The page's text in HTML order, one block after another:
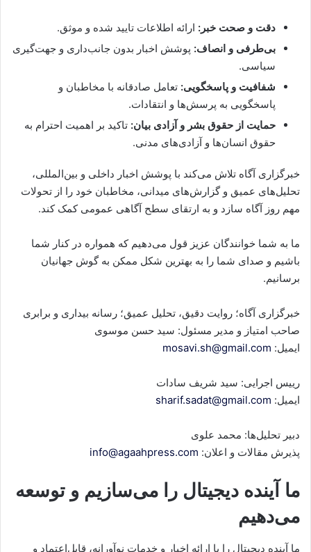
دقت و صحت خبر: ارائه اطلاعات تایید شده و موثق.
بی‌طرفی و انصاف: پوشش اخبار بدون جانب‌داری و جهت‌گیری
سیاسی.
شفافیت و پاسخگویی: تعامل صادقانه با مخاطبان و
پاسخگویی به پرسش‌ها و انتقادات.
حمایت از حقوق بشر و آزادی بیان: تاکید بر اهمیت احترام به
حقوق انسان‌ها و آزادی‌های مدنی.
خبرگزاری آگاه تلاش می‌کند با پوشش اخبار داخلی و بین‌المللی،
تحلیل‌های عمیق و گزارش‌های میدانی، مخاطبان خود را از تحولات
مهم روز آگاه سازد و به ارتقای سطح آگاهی عمومی کمک کند.
ما به شما خوانندگان عزیز قول می‌دهیم که همواره در کنار شما
باشیم و صدای شما را به بهترین شکل ممکن به گوش جهانیان
برسانیم.
خبرگزاری آگاه؛ روایت دقیق، تحلیل عمیق؛ رسانه بیداری و برابری
صاحب امتیاز و مدیر مسئول: سید حسن موسوی
ایمیل: mosavi.sh@gmail.com
رییس اجرایی: سید شریف سادات
ایمیل: sharif.sadat@gmail.com
دبیر تحلیل‌ها: محمد علوی
پذیرش مقالات و اعلان: info@agaahpress.com
ما آینده دیجیتال را می‌سازیم و توسعه
می‌دهیم
ما آینده دیجیتال را با ارائه اخبار و خدمات نوآورانه، قابل‌اعتماد و